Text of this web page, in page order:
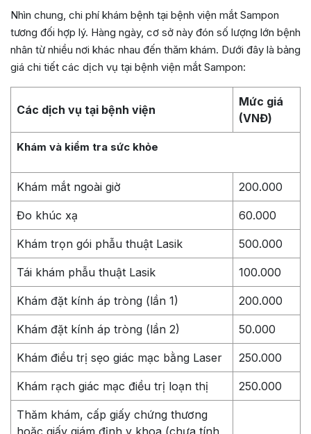
Nhìn chung, chi phí khám bệnh tại bệnh viện mắt Sampon
tương đối hợp lý. Hàng ngày, cơ sở này đón số lượng lớn bệnh
nhân từ nhiều nơi khác nhau đến thăm khám. Dưới đây là bảng
giá chi tiết các dịch vụ tại bệnh viện mắt Sampon:
Các dịch vụ tại bệnh viện
Mức giá
(VNĐ)
Khám và kiểm tra sức khỏe
Khám mắt ngoài giờ 200.000
Đo khúc xạ 60.000
Khám trọn gói phẫu thuật Lasik 500.000
Tái khám phẫu thuật Lasik 100.000
Khám đặt kính áp tròng (lần 1) 200.000
Khám đặt kính áp tròng (lần 2) 50.000
Khám điều trị sẹo giác mạc bằng Laser 250.000
Khám rạch giác mạc điều trị loạn thị 250.000
Thăm khám, cấp giấy chứng thương
hoặc giấy giám định y khoa (chưa tính